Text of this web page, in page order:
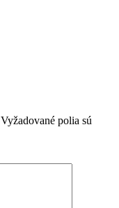
Vyžadované polia sú